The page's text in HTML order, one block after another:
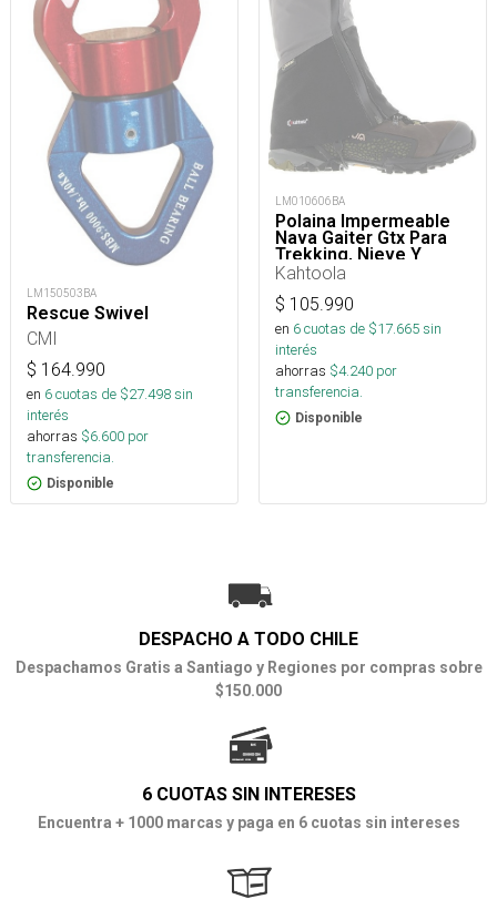
LM150503BA
Rescue Swivel
CMI
$ 164.990
en 6cuotas de $27.498sin
interés
ahorras $6.600 por
transferencia.
Disponible
LM010606BA
Polaina Impermeable
Nava Gaiter Gtx Para
Trekking, Nieve Y
Montaña
Kahtoola
$ 105.990
en 6cuotas de $17.665sin
interés
ahorras $4.240 por
transferencia.
Disponible
DESPACHO A TODO CHILE
Despachamos Gratis a Santiago y Regiones por compras sobre
$150.000
6 CUOTAS SIN INTERESES
Encuentra + 1000 marcas y paga en 6 cuotas sin intereses